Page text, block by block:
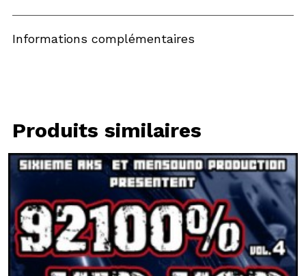
Informations complémentaires
Produits similaires